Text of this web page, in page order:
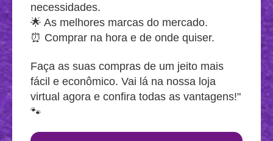
necessidades.
🌟 As melhores marcas do mercado.
⏰ Comprar na hora e de onde quiser.
Faça as suas compras de um jeito mais
fácil e econômico. Vai lá na nossa loja
virtual agora e confira todas as vantagens!"
🐾